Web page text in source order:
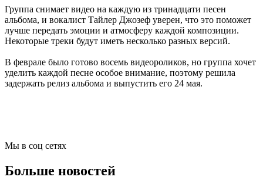
Группа снимает видео на каждую из тринадцати песен
альбома, и вокалист Тайлер Джозеф уверен, что это поможет
лучше передать эмоции и атмосферу каждой композиции.
Некоторые треки будут иметь несколько разных версий.
В феврале было готово восемь видеороликов, но группа хочет
уделить каждой песне особое внимание, поэтому решила
задержать релиз альбома и выпустить его 24 мая.
Мы в соц сетях
Больше новостей